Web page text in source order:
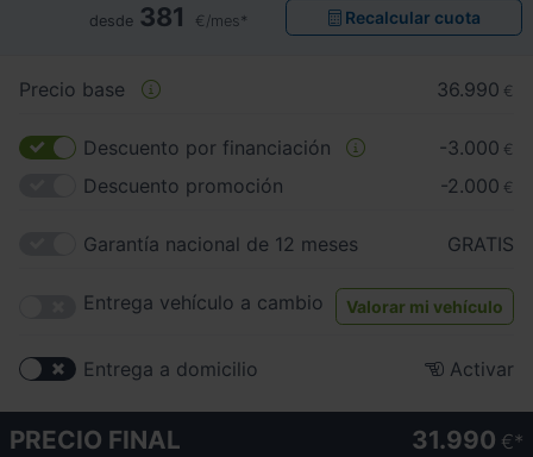
desde 381 €/mes* Recalcular cuota
Precio base 36.990 €
Descuento por financiación -3.000 €
Descuento promoción -2.000 €
Garantía nacional de 12 meses GRATIS
Entrega vehículo a cambio Valorar mi vehículo
Entrega a domicilio Activar
PRECIO FINAL 31.990 €